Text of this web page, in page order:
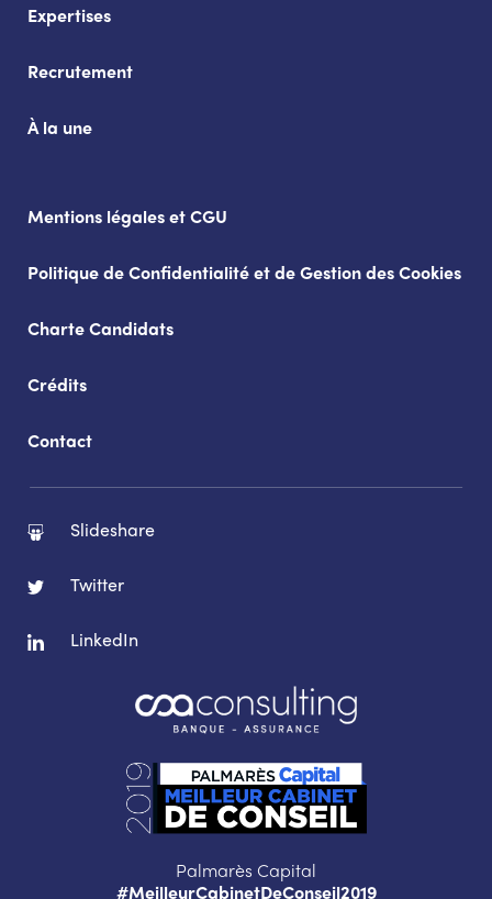
Palmarès Capital
#MeilleurCabinetDeConseil2019
Expertises
Recrutement
À la une
Mentions légales et CGU
Politique de Confidentialité et de Gestion des Cookies
Charte Candidats
Crédits
Contact
Slideshare
Twitter
LinkedIn